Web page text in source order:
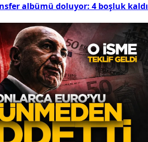
albümü doluyor: 4 boşluk kaldı